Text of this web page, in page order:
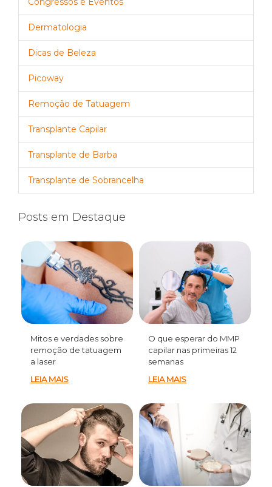
Dermatologia
Dicas de Beleza
Picoway
Remoção de Tatuagem
Transplante Capilar
Transplante de Barba
Transplante de Sobrancelha
Posts em Destaque
Mitos e verdades sobre
remoção de tatuagem
a laser
LEIA MAIS
O que esperar do MMP
capilar nas primeiras 12
semanas
LEIA MAIS